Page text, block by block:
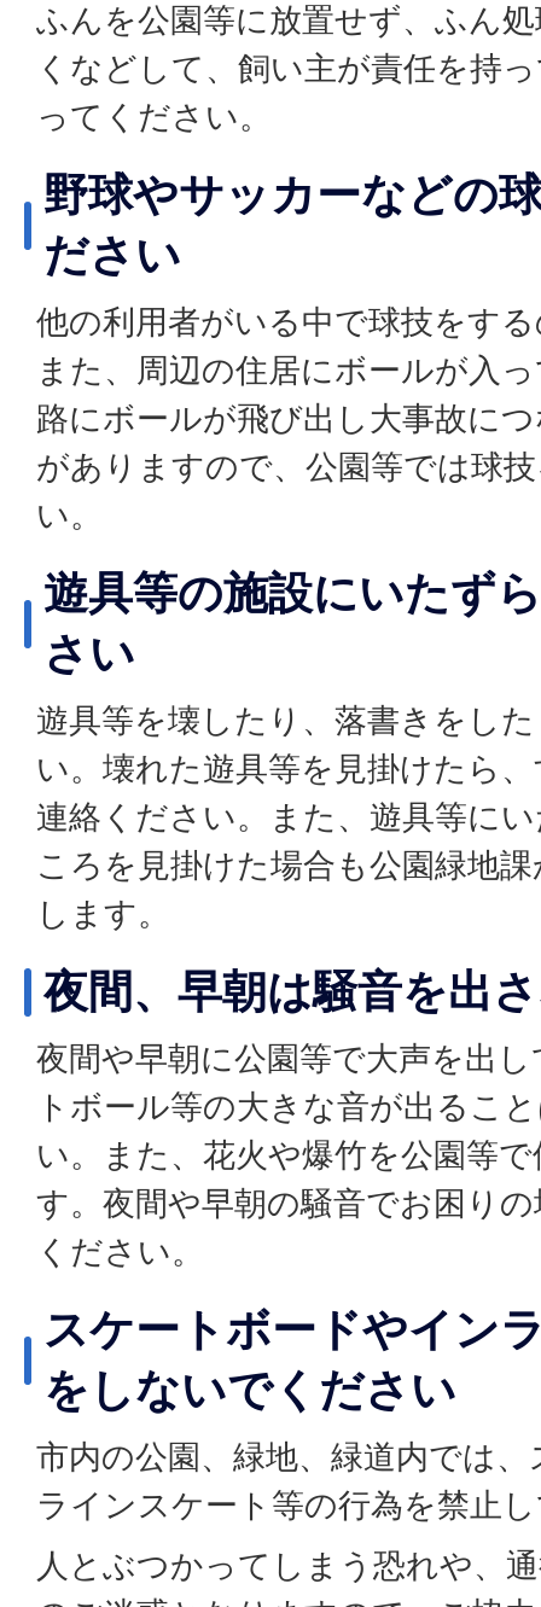
ふんを公園等に放置せず、ふん
くなどして、飼い主が責任を持
ってください。
野球やサッカーなどの
ださい
他の利用者がいる中で球技をす
また、周辺の住居にボールが入
路にボールが飛び出し大事故に
がありますので、公園等では球
い。
遊具等の施設にいたず
さい
遊具等を壊したり、落書きをし
い。壊れた遊具等を見掛けたら
連絡ください。また、遊具等に
ころを見掛けた場合も公園緑地
します。
夜間、早朝は騒音を出
夜間や早朝に公園等で大声を出
トボール等の大きな音が出るこ
い。また、花火や爆竹を公園等
す。夜間や早朝の騒音でお困り
ください。
スケートボードやイン
をしないでください
市内の公園、緑地、緑道内では
ラインスケート等の行為を禁止
人とぶつかってしまう恐れや、